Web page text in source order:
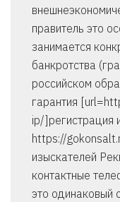
правитель это
занимается
банкротства
российском
гарантия
ip/]регистрация
https://
изыскателей
контактные
это одинаковый